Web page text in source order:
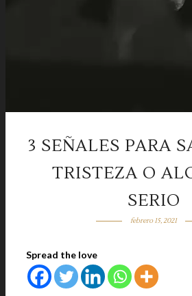
3 SEÑALES PARA
TRISTEZA O
SERIO
febrero 15, 2021
Spread the love